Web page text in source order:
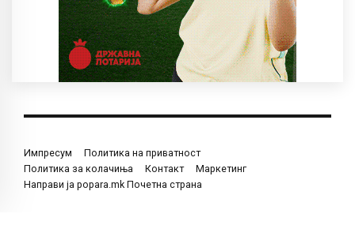
Импресум
Политика на приватност
Политика за колачиња
Контакт
Маркетинг
Направи ја popara.mk Почетна страна